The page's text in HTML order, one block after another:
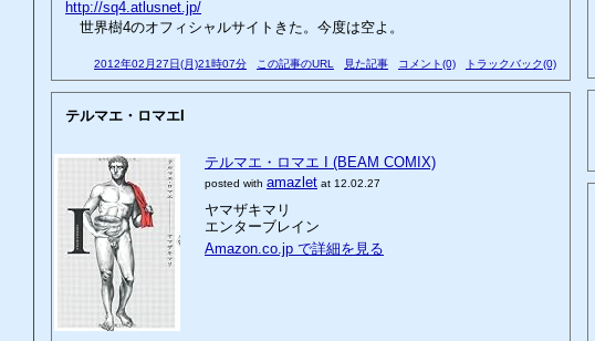
http://sq4.atlusnet.jp/
世界樹4のオフィシャルサイトきた。今度は空よ。
2012年02月27日(月)21時07分 この記事のURL 見た記事 コメント(0) トラックバック(0)
テルマエ・ロマエI
テルマエ・ロマエ I (BEAM COMIX)
posted with amazlet at 12.02.27
ヤマザキマリ
エンターブレイン
Amazon.co.jp で詳細を見る